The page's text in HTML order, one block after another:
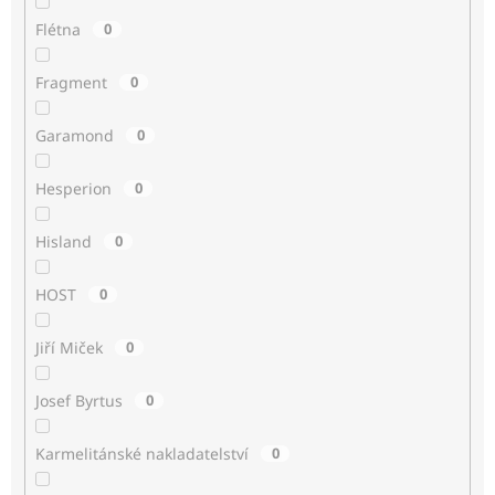
Flétna 0
Fragment 0
Garamond 0
Hesperion 0
Hisland 0
HOST 0
Jiří Miček 0
Josef Byrtus 0
Karmelitánské nakladatelství 0